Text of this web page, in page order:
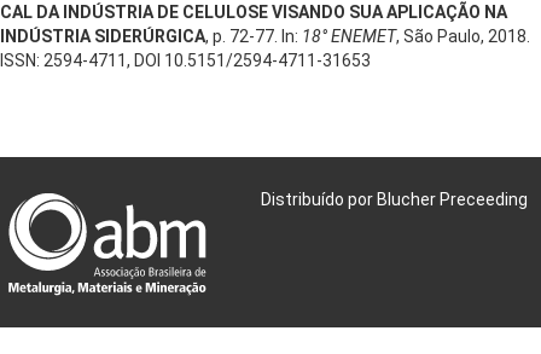
CAL DA INDÚSTRIA DE CELULOSE VISANDO SUA APLICAÇÃO NA
INDÚSTRIA SIDERÚRGICA, p. 72-77. In: 18° ENEMET, São Paulo, 2018.
ISSN: 2594-4711, DOI 10.5151/2594-4711-31653
Distribuído por Blucher Preceeding